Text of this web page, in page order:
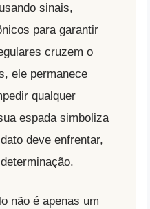
sinais,
para garantir
cruzem o
ele permanece
qualquer
espada simboliza
deve enfrentar,
não é apenas um